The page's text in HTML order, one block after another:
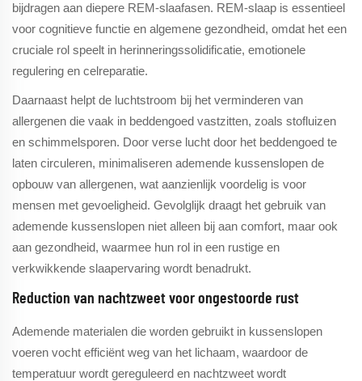
bijdragen aan diepere REM-slaafasen. REM-slaap is essentieel
voor cognitieve functie en algemene gezondheid, omdat het een
cruciale rol speelt in herinneringssolidificatie, emotionele
regulering en celreparatie.
Daarnaast helpt de luchtstroom bij het verminderen van
allergenen die vaak in beddengoed vastzitten, zoals stofluizen
en schimmelsporen. Door verse lucht door het beddengoed te
laten circuleren, minimaliseren ademende kussenslopen de
opbouw van allergenen, wat aanzienlijk voordelig is voor
mensen met gevoeligheid. Gevolglijk draagt het gebruik van
ademende kussenslopen niet alleen bij aan comfort, maar ook
aan gezondheid, waarmee hun rol in een rustige en
verkwikkende slaapervaring wordt benadrukt.
Reduction van nachtzweet voor ongestoorde rust
Ademende materialen die worden gebruikt in kussenslopen
voeren vocht efficiënt weg van het lichaam, waardoor de
temperatuur wordt gereguleerd en nachtzweet wordt